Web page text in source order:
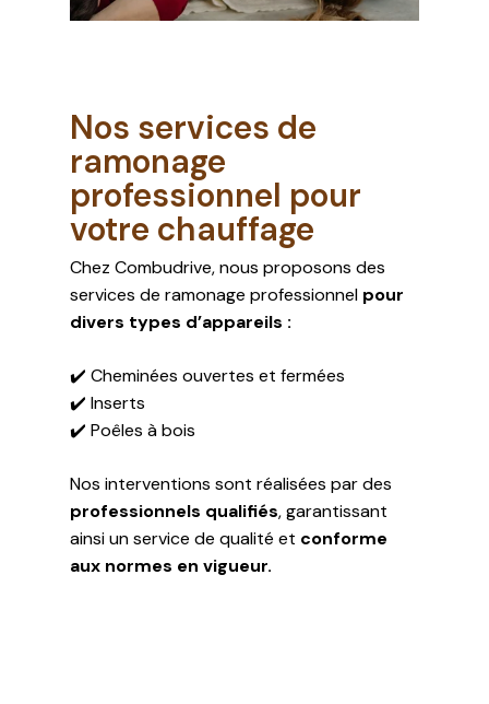
Nos services de
ramonage
professionnel pour
votre chauffage
Chez Combudrive, nous proposons des
services de ramonage professionnel pour
divers types d’appareils :​
✔️ Cheminées ouvertes et fermées
✔️ Inserts
✔️ Poêles à bois
Nos interventions sont réalisées par des
professionnels qualifiés, garantissant
ainsi un service de qualité et conforme
aux normes en vigueur.